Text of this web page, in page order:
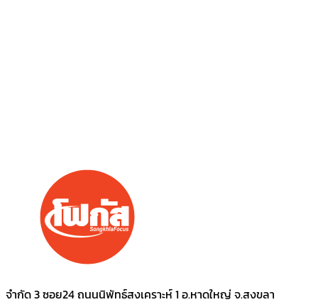
จำกัด 3 ซอย24 ถนนนิพัทธ์สงเคราะห์ 1 อ.หาดใหญ่ จ.สงขลา